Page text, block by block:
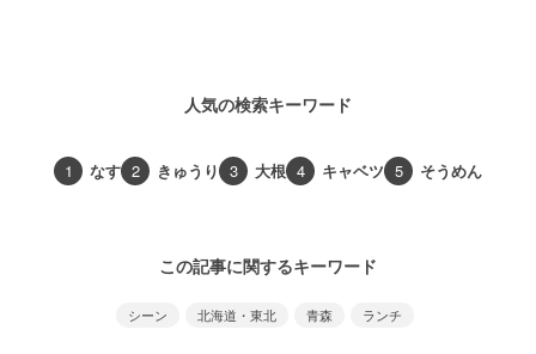
人気の検索キーワード
1 なす 2 きゅうり 3 大根 4 キャベツ 5 そうめん
この記事に関するキーワード
シーン 北海道・東北 青森 ランチ